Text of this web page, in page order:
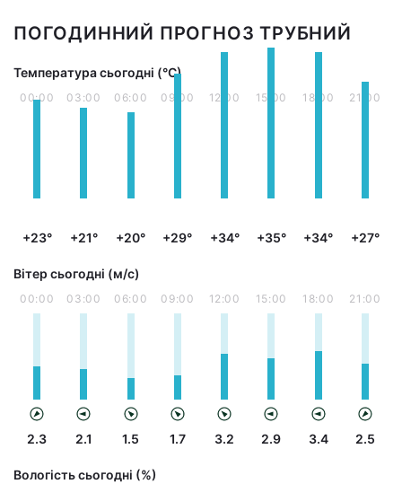
ПОГОДИННИЙ ПРОГНОЗ ТРУБНИЙ
Температура сьогодні (°С)
00:00
+23°
03:00
+21°
06:00
+20°
09:00
+29°
12:00
+34°
15:00
+35°
18:00
+34°
21:00
+27°
Вітер сьогодні (м/с)
00:00
2.3
03:00
2.1
06:00
1.5
09:00
1.7
12:00
3.2
15:00
2.9
18:00
3.4
21:00
2.5
Вологість сьогодні (%)